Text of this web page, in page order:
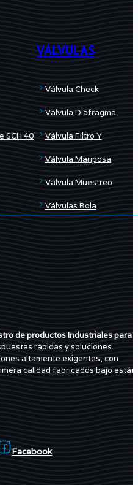
SCH 40
VÁLVULAS
Válvula Check
Válvula Diafragma
Válvula Filtro Y
Válvula Mariposa
Válvula Muestreo
Válvulas Bola
de productos Industriales para
rápidas y soluciones
altamente exigentes, con
calidad fabricados bajo
Facebook